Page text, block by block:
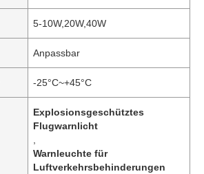
5-10W,20W,40W
Anpassbar
-25°C~+45°C
Explosionsgeschütztes
Flugwarnlicht
Warnleuchte für
Luftverkehrsbehinderungen